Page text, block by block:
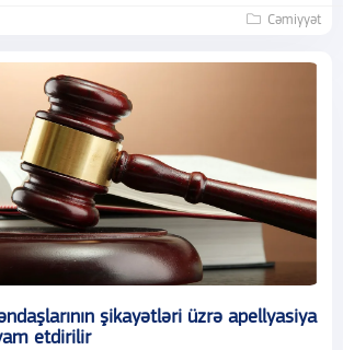
Cəmiyyət
şikayətləri üzrə apellyasiya
etdirilir